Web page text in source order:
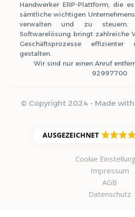
Handwerker ERP-Plattform, die
sämtliche wichtigen
verwalten und zu steuern.
Softwarelösung bringt zahlreiche
Geschäftsprozesse effizienter
gestalten.
Wir sind nur einen Anruf
92997700
© Copyright 2024 - Made
AUSGEZEICHNET
Cookie
Impressum
AGB
Datenschutz